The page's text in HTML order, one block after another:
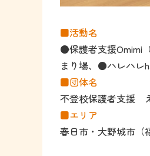
■活動名
●保護者支援Omimi
まり場、●ハレハレ
■団体名
不登校保護者支援
■エリア
春日市・大野城市（